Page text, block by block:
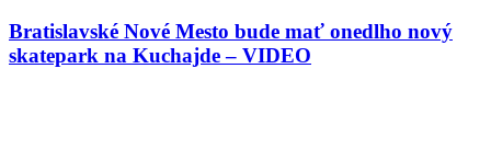
Bratislavské Nové Mesto bude mať onedlho nový
skatepark na Kuchajde – VIDEO